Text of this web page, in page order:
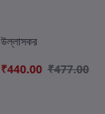
উল্লাসকর
₹440.00 ₹477.00